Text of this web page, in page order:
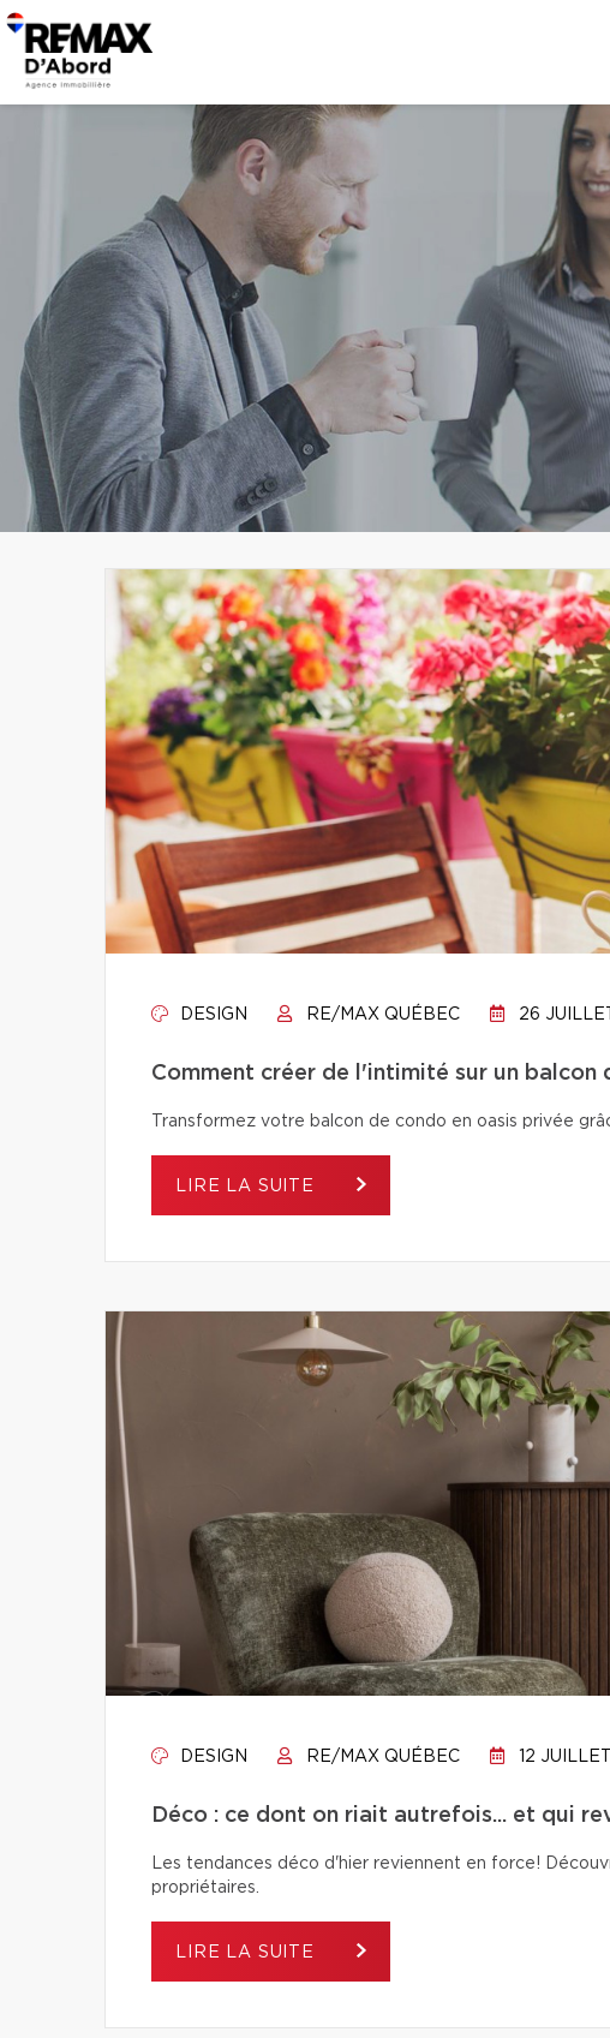
DESIGN RE/MAX QUÉBEC 26
Comment créer de l'intimité sur un balcon
Transformez votre balcon de condo en oasis privée
LIRE LA SUITE
DESIGN RE/MAX QUÉBEC 12
Déco : ce dont on riait autrefois... et qui
Les tendances déco d'hier reviennent en force!
propriétaires.
LIRE LA SUITE